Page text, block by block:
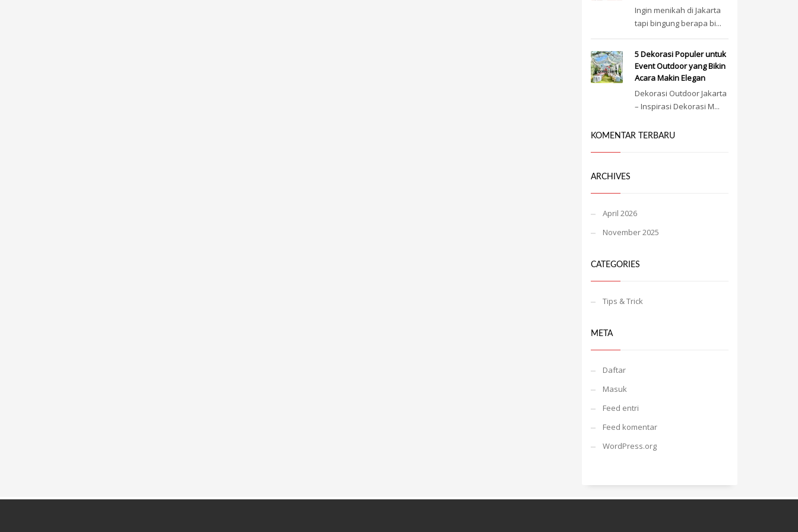
Ingin menikah di Jakarta
tapi bingung berapa bi...
5 Dekorasi Populer untuk
Event Outdoor yang Bikin
Acara Makin Elegan
Dekorasi Outdoor Jakarta
– Inspirasi Dekorasi M...
KOMENTAR TERBARU
ARCHIVES
April 2026
November 2025
CATEGORIES
Tips & Trick
META
Daftar
Masuk
Feed entri
Feed komentar
WordPress.org